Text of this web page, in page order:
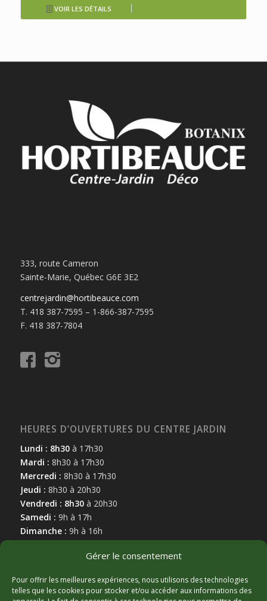
Gérer le consentement
Pour offrir les meilleures expériences, nous utilisons des technologies
telles que les cookies pour stocker et/ou accéder aux informations des
VOIR LES DÉTAILS
333, route Cameron
Sainte-Marie, Québec G6E 3E2
centrejardin@hortibeauce.com
T. 418 387-7595 – 1-866-387-7595
F. 418 387-7804
HEURES D’OUVERTURES DU CENTRE JARDIN
Lundi : 8h30à 17h30
Mardi : 8h30 à 17h30
Mercredi : 8h30 à 17h30
Jeudi : 8h30 à 20h30
Vendredi : 8h30à 20h30
Samedi : 9h à 17h
Dimanche : 9h à 16h